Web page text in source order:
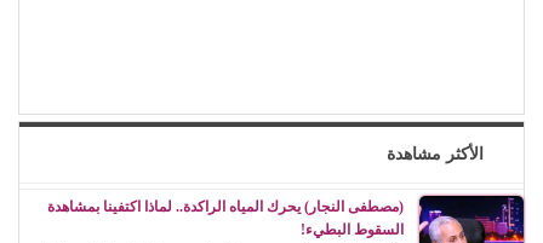
الأكثر مشاهدة
(مصطفى النجار) يحرك المياه الراكدة.. لماذا اكتفينا بمشاهدة
السقوط البطيء!